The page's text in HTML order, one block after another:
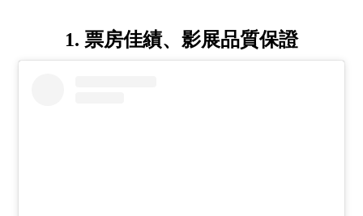
1. 票房佳績、影展品質保證